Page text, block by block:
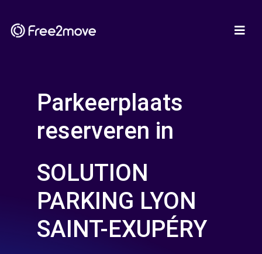
Parkeerplaats
reserveren in
SOLUTION
PARKING LYON
SAINT-EXUPÉRY